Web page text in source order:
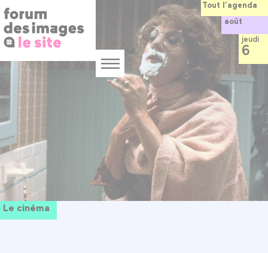
au
contenu
principal
Menu
Le cinéma
Tout l’agenda
août
jeudi
6